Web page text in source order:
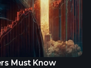
Must Know